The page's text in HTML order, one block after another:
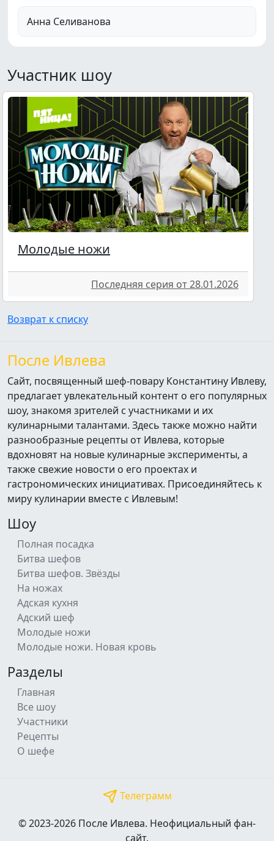
Анна Селиванова
Участник шоу
Молодые ножи
Последняя серия от 28.01.2026
Возврат к списку
После Ивлева
Сайт, посвященный шеф-повару Константину Ивлеву,
предлагает увлекательный контент о его популярных
шоу, знакомя зрителей с участниками и их
кулинарными талантами. Здесь также можно найти
разнообразные рецепты от Ивлева, которые
вдохновят на новые кулинарные эксперименты, а
также свежие новости о его проектах и
гастрономических инициативах. Присоединяйтесь к
миру кулинарии вместе с Ивлевым!
Шоу
Полная посадка
Битва шефов
Битва шефов. Звёзды
На ножах
Адская кухня
Адский шеф
Молодые ножи
Молодые ножи. Новая кровь
Разделы
Главная
Все шоу
Участники
Рецепты
О шефе
Телеграмм
© 2023-2026 После Ивлева. Неофициальный фан-
сайт.